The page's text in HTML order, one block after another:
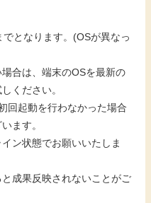
となります。(OSが異なっ
合は、端末のOSを最新の
ください。
回起動を行わなかった場合
ます。
ン状態でお願いいたしま
成果反映されないことがご